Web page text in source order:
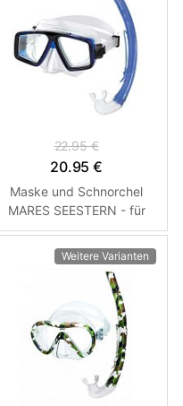
22.95 €
20.95 €
Maske und Schnorchel
MARES SEESTERN - für
Erwachsene Größe Blau
Weitere Varianten